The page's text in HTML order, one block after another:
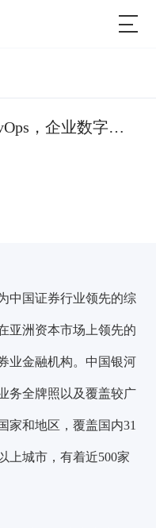
【中国银河证券】缺少DevOps，企业数字化转型就是带着脚镣跳舞
中国证券行业领先的综
亚洲资本市场上领先的
业金融机构。中国银河
务全牌照以及覆盖较广
家和地区，覆盖国内31
上城市，有着近500家